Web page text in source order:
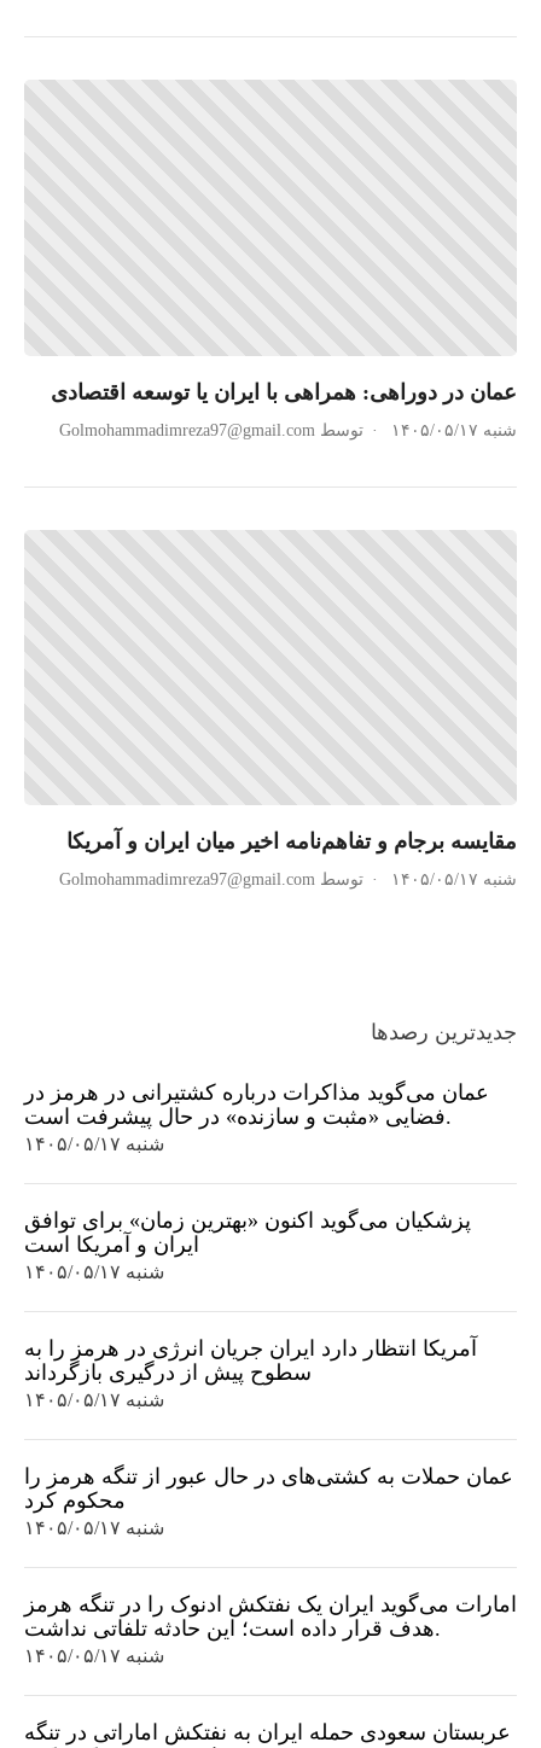
جدیدترین رصدها
عمان می‌گوید مذاکرات درباره کشتیرانی در هرمز در
فضایی «مثبت و سازنده» در حال پیشرفت است.
شنبه ۱۴۰۵/۰۵/۱۷
پزشکیان می‌گوید اکنون «بهترین زمان» برای توافق
ایران و آمریکا است
شنبه ۱۴۰۵/۰۵/۱۷
آمریکا انتظار دارد ایران جریان انرژی در هرمز را به
سطوح پیش از درگیری بازگرداند
شنبه ۱۴۰۵/۰۵/۱۷
عمان حملات به کشتی‌های در حال عبور از تنگه هرمز را
محکوم کرد
شنبه ۱۴۰۵/۰۵/۱۷
امارات می‌گوید ایران یک نفتکش ادنوک را در تنگه هرمز
هدف قرار داده است؛ این حادثه تلفاتی نداشت.
شنبه ۱۴۰۵/۰۵/۱۷
عربستان سعودی حمله ایران به نفتکش اماراتی در تنگه
عمان در دوراهی: همراهی با ایران یا توسعه اقتصادی
شنبه ۱۴۰۵/۰۵/۱۷ توسط Golmohammadimreza97@gmail.com
مقایسه برجام و تفاهم‌نامه اخیر میان ایران و آمریکا
شنبه ۱۴۰۵/۰۵/۱۷ توسط Golmohammadimreza97@gmail.com